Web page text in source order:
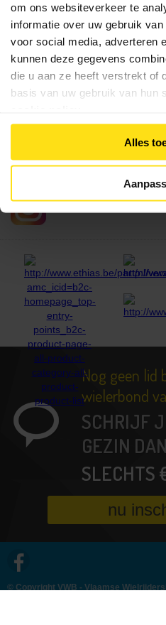
om ons websiteverkeer te
informatie over uw gebruik
voor social media, adverteren
kunnen deze gegevens
die u aan ze heeft verstrekt of
basis van uw gebruik van hun
Alles
VLAAMSE
Nog geen lid
wielerbond
SCHRIJF
GEZIN
SLECHTS
nu
© Copyright VWB - Vlaamse